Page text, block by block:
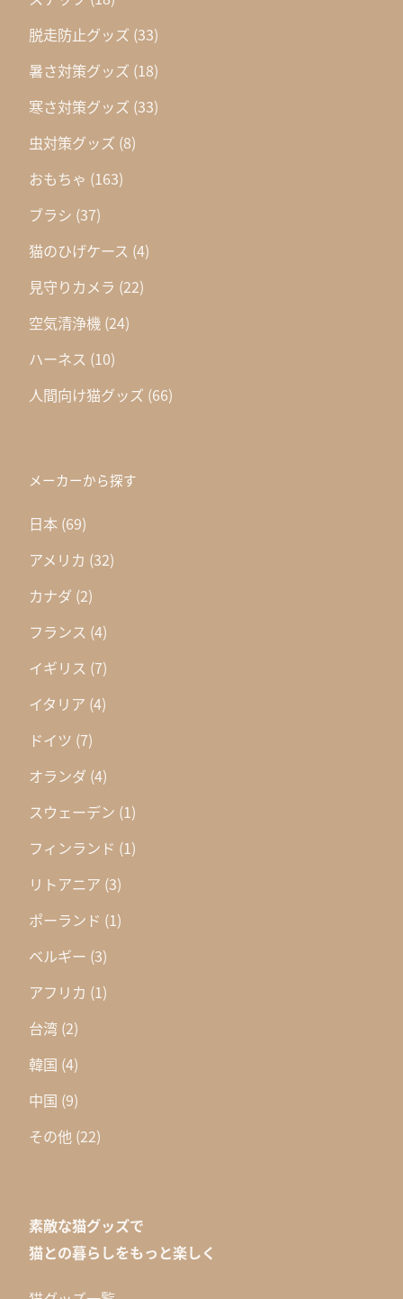
脱走防止グッズ (33)
暑さ対策グッズ (18)
寒さ対策グッズ (33)
虫対策グッズ (8)
おもちゃ (163)
ブラシ (37)
猫のひげケース (4)
見守りカメラ (22)
空気清浄機 (24)
ハーネス (10)
人間向け猫グッズ (66)
メーカーから探す
日本 (69)
アメリカ (32)
カナダ (2)
フランス (4)
イギリス (7)
イタリア (4)
ドイツ (7)
オランダ (4)
スウェーデン (1)
フィンランド (1)
リトアニア (3)
ポーランド (1)
ベルギー (3)
アフリカ (1)
台湾 (2)
韓国 (4)
中国 (9)
その他 (22)
素敵な猫グッズで
猫との暮らしをもっと楽しく